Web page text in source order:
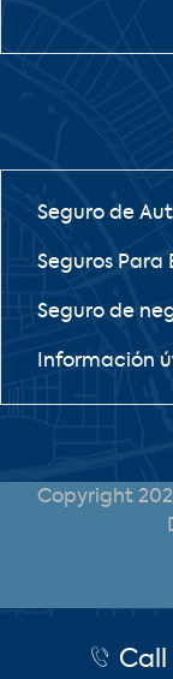
Seguro de
Seguros Para
Seguro de
Información
Copyright
Call